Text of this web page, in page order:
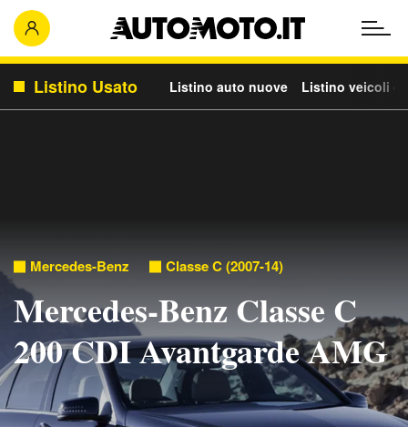
Listino Usato Listino auto nuove Listino veicoli
Mercedes-Benz Classe C (2007-14)
Mercedes-Benz Classe C
200 CDI Avantgarde AMG